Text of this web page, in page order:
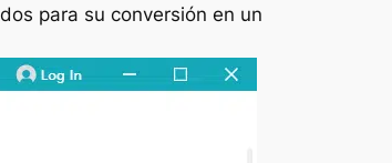
para su conversión en un